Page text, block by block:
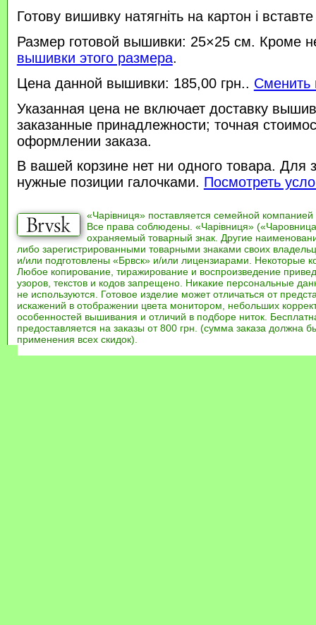
Готову вишивку натягніть на картон і
Размер готовой вышивки: 25×25 см. Кроме
вышивки этого размера.
Цена данной вышивки: 185,00 грн.. Сменить
Указанная цена не включает доставку
заказанные принадлежности; точная
оформлении заказа.
В вашей корзине нет ни одного товара. Для
нужные позиции галочками. Посмотреть
«Чарівниця» поставляется семейной компанией
Все права соблюдены. «Чарівниця»
охраняемый товарный знак. Другие
либо зарегистрированными товарными знаками своих
и/или подготовлены «Брвск» и/или лицензиарами. Некоторые
Любое копирование, тиражирование и воспроизведение
узоров, текстов и кодов запрещено. Никакие персональные
не используются. Готовое изделие может отличаться от
искажений в отображении цвета монитором, небольших
особенностей вышивания и отличий в подборе ниток.
предоставляется на заказы от 800 грн. (сумма заказа должна
применения всех скидок).